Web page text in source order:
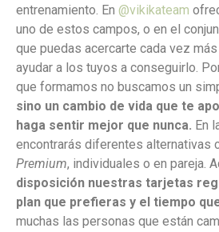
entrenamiento. En @vikikateam
uno de estos campos, o en el
que puedas acercarte cada vez
ayudar a los tuyos a conseguirlo.
que formamos no buscamos un
sino un cambio de vida que te
haga sentir mejor que nunca. En
encontrarás diferentes alternativas
Premium, individuales o en pareja.
disposición nuestras tarjetas
plan que prefieras y el tiempo
muchas las personas que están